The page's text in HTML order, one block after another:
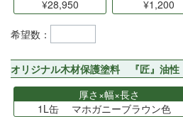
¥28,950
¥1,200
希望数：
オリジナル木材保護塗料 『匠』油性
厚さ×幅×長さ
1L缶 マホガニーブラウン色